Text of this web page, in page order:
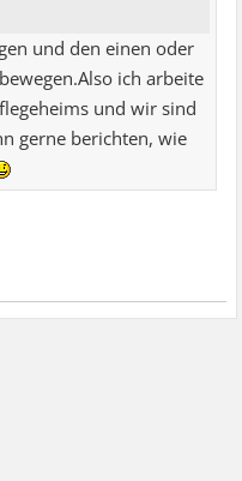
und den einen oder
ich arbeite
und wir sind
gerne berichten, wie